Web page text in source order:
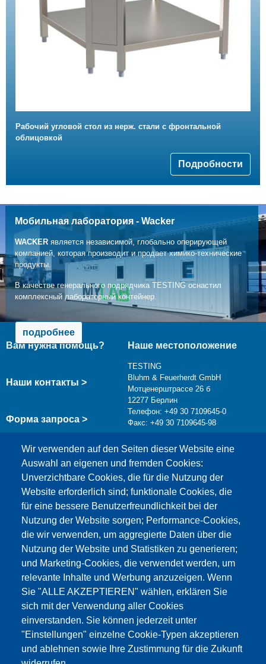
Рабочий угловой стол из нерж. стали с фронтальной
облицовкой
Подробности
Мобильная лаборатория - Wacker
WACKERявляется независимой, глобально оперирующей
компанией, которая производит и продает химико-технические
продукты.
В качестве генерального подрядчика TESTING оснастил
комплексный лабораторный контейнер.
подробнее
Wir verwenden auf den Seiten dieser Website eine
Auswahl an eigenen und fremden Cookies:
Unverzichtbare Cookies, die für die Nutzung der
Website erforderlich sind; funktionale Cookies, die
für eine bessere Benutzerfreundlichkeit bei der
Nutzung der Website sorgen; Performance-Cookies,
die wir verwenden, um aggregierte Daten über die
Nutzung der Website und Statistiken zu generieren;
und Marketing-Cookies, die verwendet werden, um
relevante Inhalte und Werbung anzuzeigen. Wenn
Sie "ALLE AKZEPTIEREN" wählen, erklären Sie
sich mit der Verwendung aller Cookies
einverstanden. Sie können jederzeit unter
"Einstellungen" einzelne Cookie-Typen akzeptieren
und ablehnen sowie Ihre Zustimmung für die Zukunft
Вам нужна помощь?
Наши контакты >
Форма запроса >
Наше местоположение
TESTING
Bluhm & Feuerherdt GmbH
Мотценерштрассе 26 б
12277 Берлин
Телефон: +49 30 7109645-0
Факс: +49 30 7109645-98
info@testing.de
Этот материал заблокирован, потому что
файлы cookie Google Maps не были приняты.
НЕОБХОДИМО ПРИНЯТЬ ТОЛЬКО
ФАЙЛЫ COOKIE GOOGLE MAPS.
Alle Cookies akzeptieren